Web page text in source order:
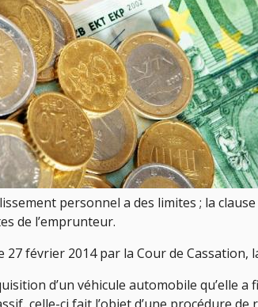
personnel a des limites ; la
de l’emprunteur.
27 février 2014 par la Cour de
d’un véhicule automobile qu’elle